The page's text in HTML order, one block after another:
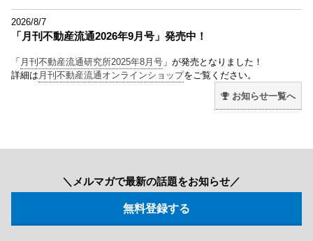
2026/8/7
「月刊不動産流通2026年9月号」発売中！
「 月刊不動産流通研究所2025年8月号 」が発売となりました！
詳細は 月刊不動産流通オンラインショップをご覧ください。
お知らせ一覧へ
＼メルマガで最新の話題をお知らせ／